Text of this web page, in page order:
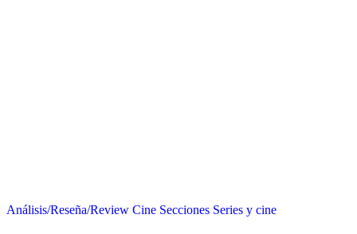
Análisis/Reseña/Review Cine Secciones Series y cine